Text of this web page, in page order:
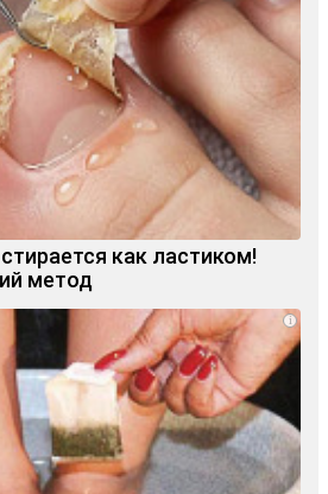
как ластиком!
метод
i